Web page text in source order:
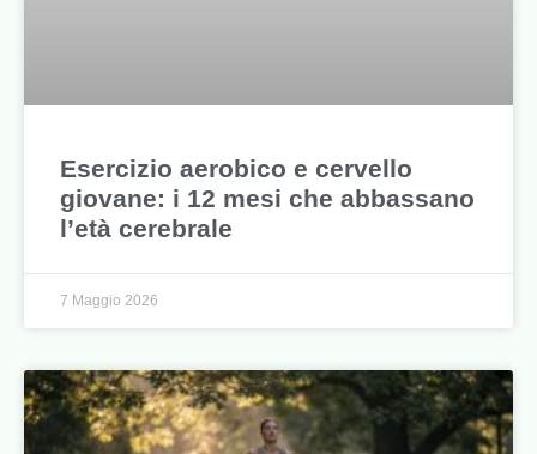
Esercizio aerobico e cervello
giovane: i 12 mesi che abbassano
l’età cerebrale
7 Maggio 2026